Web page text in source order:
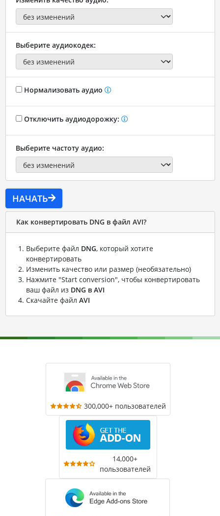
Выберите аудиокодек:
Нормализовать аудио
Отключить аудиодорожку:
Выберите частоту аудио:
НАЧАТЬ
Как конвертировать DNG в файл AVI?
Выберите файл DNG, который хотите
конвертировать
Изменить качество или размер (необязательно)
Нажмите "Start conversion", чтобы конвертировать
ваш файл из DNG в AVI
Скачайте файл AVI
300,000+ пользователей
14,000+
пользователей